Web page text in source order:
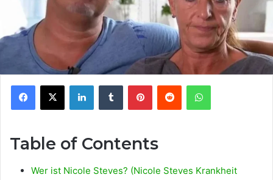
Facebook
X LinkedInTumblr PinterestReddit WhatsApp
Table of Contents
Wer ist Nicole Steves? (Nicole Steves Krankheit